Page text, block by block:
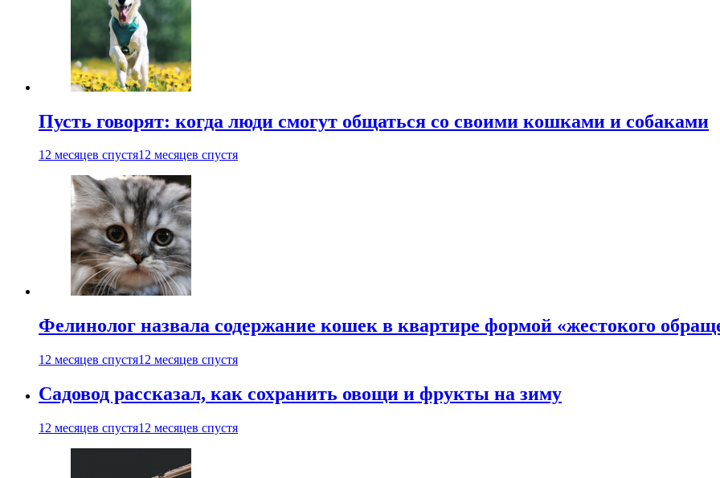
Пусть говорят: когда люди смогут общаться со своими кошками и собаками
12 месяцев спустя12 месяцев спустя
Фелинолог назвала содержание кошек в квартире формой «жестокого
12 месяцев спустя12 месяцев спустя
Садовод рассказал, как сохранить овощи и фрукты на зиму
12 месяцев спустя12 месяцев спустя